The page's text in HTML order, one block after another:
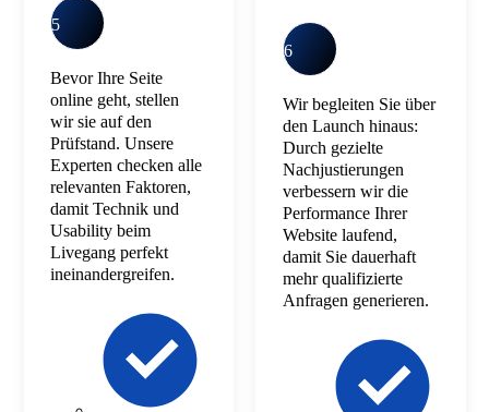
5
Bevor Ihre Seite
online geht, stellen
wir sie auf den
Prüfstand. Unsere
Experten checken alle
relevanten Faktoren,
damit Technik und
Usability beim
Livegang perfekt
ineinandergreifen.
6
Wir begleiten Sie über
den Launch hinaus:
Durch gezielte
Nachjustierungen
verbessern wir die
Performance Ihrer
Website laufend,
damit Sie dauerhaft
mehr qualifizierte
Anfragen generieren.